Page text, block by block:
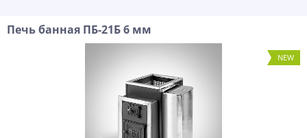
Печь банная ПБ-21Б 6 мм
NEW